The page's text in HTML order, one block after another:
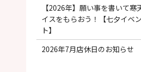
【2026年】願い事を書いて寒
イスをもらおう！【七夕イベン
ト】
2026年7月店休日のお知らせ